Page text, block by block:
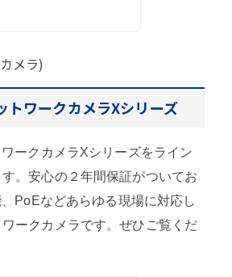
メラ)
トワークカメラXシリーズ
ークカメラXシリーズをライン
。安心の２年間保証がついてお
PoEなどあらゆる現場に対応し
ークカメラです。ぜひご覧くだ